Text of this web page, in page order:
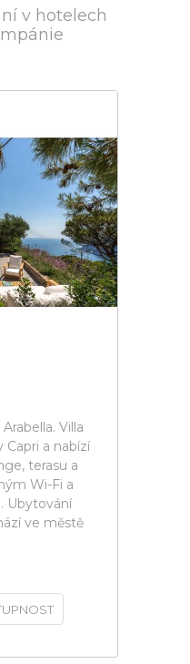
v hotelech
Villa
Capri a nabízí
terasu a
Wi-Fi a
Ubytování
ve městě